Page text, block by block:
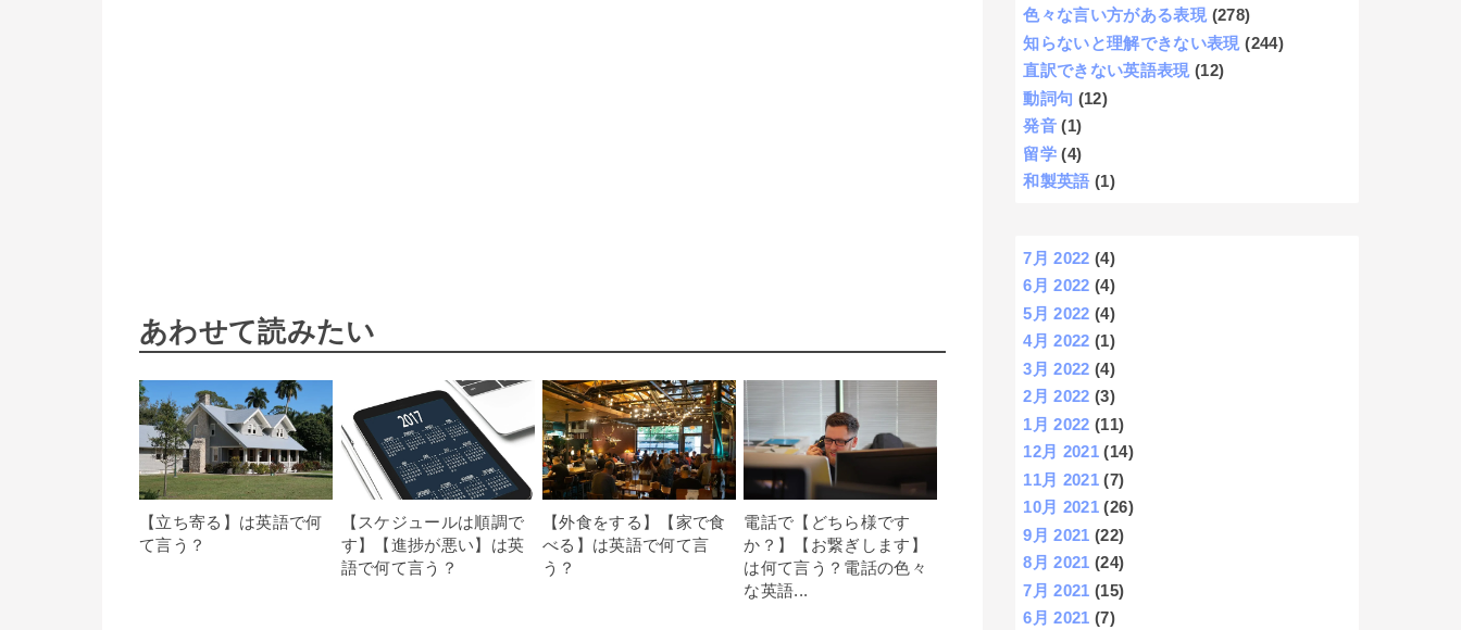
あわせて読みたい
【立ち寄る】は英語で何
て言う？
【スケジュールは順調で
す】【進捗が悪い】は英
語で何て言う？
【外食をする】【家で食
べる】は英語で何て言
う？
電話で【どちら様です
か？】【お繋ぎします】
は何て言う？電話の色々
な英語...
色々な言い方がある表現 (278)
知らないと理解できない表現 (244)
直訳できない英語表現 (12)
動詞句 (12)
発音 (1)
留学 (4)
和製英語 (1)
7月 2022 (4)
6月 2022 (4)
5月 2022 (4)
4月 2022 (1)
3月 2022 (4)
2月 2022 (3)
1月 2022 (11)
12月 2021 (14)
11月 2021 (7)
10月 2021 (26)
9月 2021 (22)
8月 2021 (24)
7月 2021 (15)
6月 2021 (7)